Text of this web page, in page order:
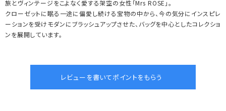
旅とヴィンテージをこよなく愛する架空の女性「Mrs ROSE」。
クローゼットに眠る一途に偏愛し続ける宝物の中から、今の気分にインスピレ
ーションを受けモダンにブラッシュアップさせた、バッグを中心としたコレクショ
ンを展開しています。